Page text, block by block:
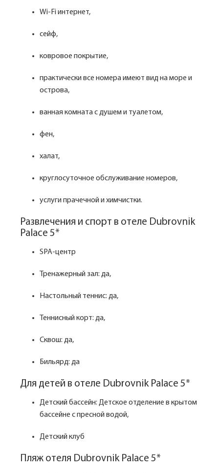
Wi-Fi интернет,
сейф,
ковровое покрытие,
практически все номера имеют вид на море и
острова,
ванная комната с душем и туалетом,
фен,
халат,
круглосуточное обслуживание номеров,
услуги прачечной и химчистки.
Развлечения и спорт в отеле Dubrovnik
Palace 5*
SPA-центр
Тренажерный зал: да,
Настольный теннис: да,
Теннисный корт: да,
Сквош: да,
Бильярд: да
Для детей в отеле Dubrovnik Palace 5*
Детский бассейн: Детское отделение в крытом
бассейне с пресной водой,
Детский клуб
Пляж отеля Dubrovnik Palace 5*